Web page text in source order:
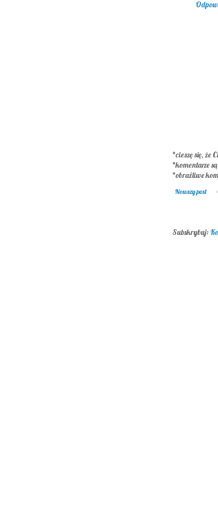
*cieszę się, że
*komentarze
*obraźliwe
Nowszy post
Subskrybuj: